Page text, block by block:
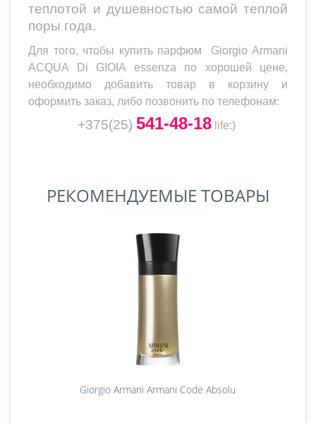
теплотой и душевностью самой теплой
поры года.
Для того, чтобы купить парфюм Giorgio Armani
ACQUA Di GIOIA essenza по хорошей цене,
необходимо добавить товар в корзину и
оформить заказ, либо позвонить по телефонам:
+375(25) 541-48-18 life:)
РЕКОМЕНДУЕМЫЕ ТОВАРЫ
Giorgio Armani Armani Code Absolu